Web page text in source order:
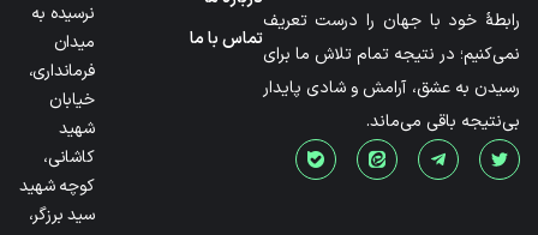
رابطۀ خود با جهان را درست تعریف
نمی‌کنیم؛ در نتیجه تمام تلاش ما برای
رسیدن به عشق، آرامش و شادی پایدار
بی‌نتیجه باقی می‌ماند.
تماس با ما
نرسیده به
میدان
فرمانداری،
خیابان
شهید
کاشانی،
کوچه شهید
سید برزگر،